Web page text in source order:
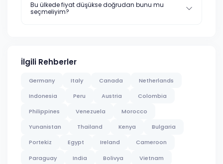
Bu ülkede fiyat düşükse doğrudan bunu mu
seçmeliyim?
İlgili Rehberler
Germany Italy Canada
Netherlands
Indonesia
Peru Austria
Colombia
Philippines
Venezuela
Morocco
Yunanistan
Thailand Kenya
Bulgaria
Portekiz
Egypt Ireland
Cameroon
Paraguay
India Bolivya
Vietnam